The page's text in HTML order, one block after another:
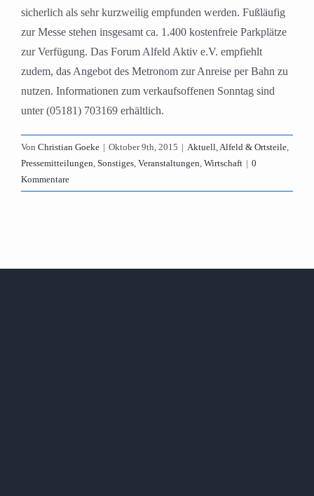
sicherlich als sehr kurzweilig empfunden werden. Fußläufig
zur Messe stehen insgesamt ca. 1.400 kostenfreie Parkplätze
zur Verfügung. Das Forum Alfeld Aktiv e.V. empfiehlt
zudem, das Angebot des Metronom zur Anreise per Bahn zu
nutzen. Informationen zum verkaufsoffenen Sonntag sind
unter (05181) 703169 erhältlich.
Von Christian Goeke | Oktober 9th, 2015 | Aktuell,Alfeld & Ortsteile,
Pressemitteilungen, Sonstiges, Veranstaltungen, Wirtschaft | 0
Kommentare